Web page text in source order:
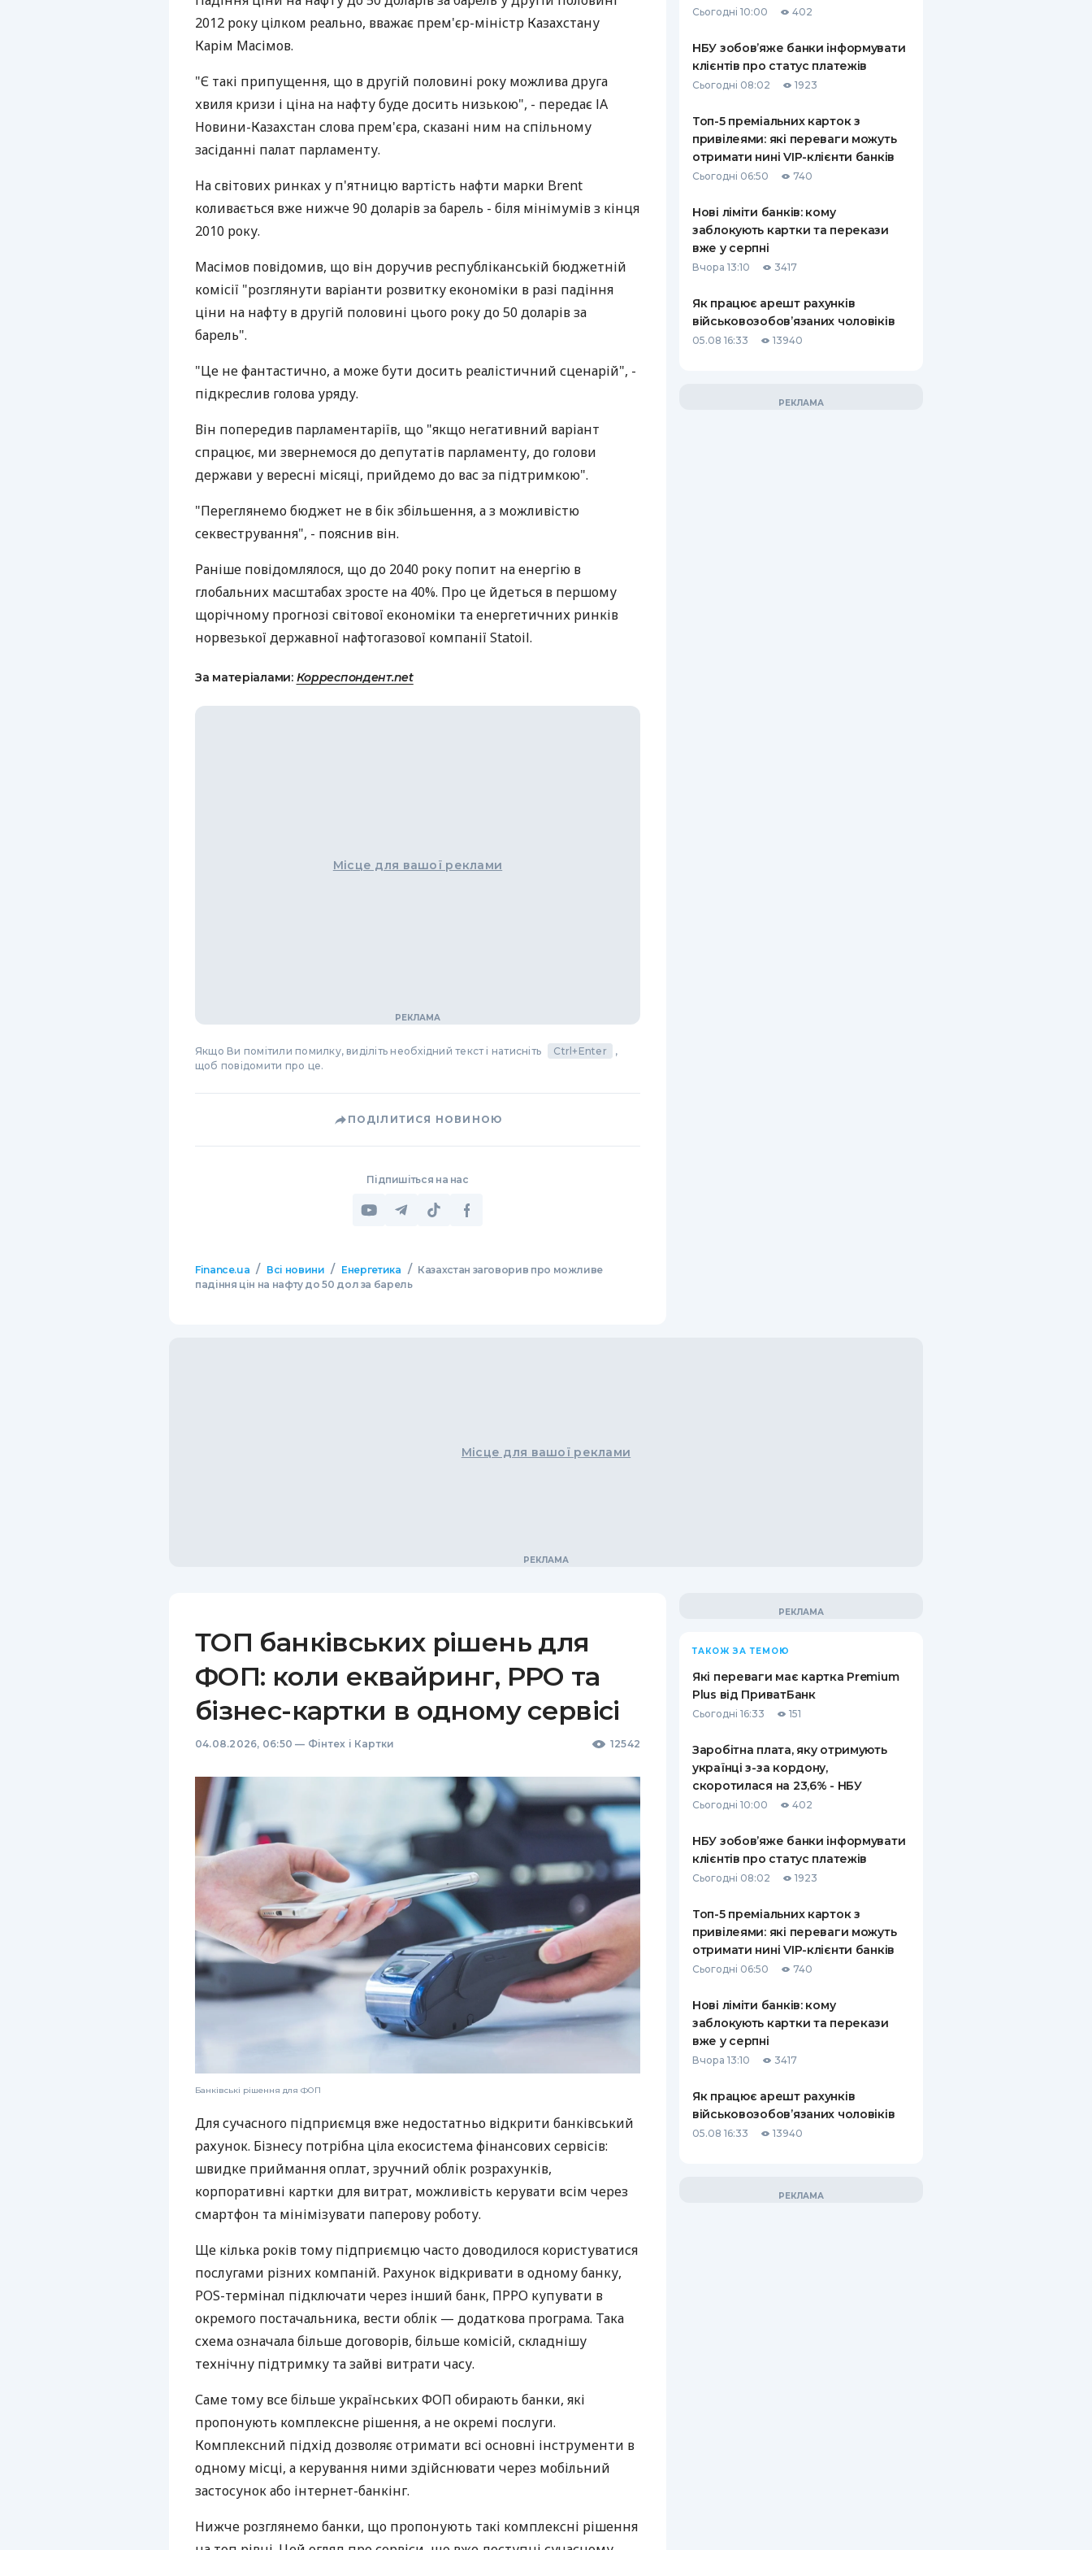
РЕЙТИНГ ДЕБЕТОВИХ
КЕШБЕКУ
ПУТІВНИКИ ПО
БАНКІВСЬКИХ КАРТКАХ
СТРАХУВАННЮ
ВСІ СТРАХОВІ ПОЛІСИ
ВІДГУКИ ПРО СТРАХОВІ
КОМПАНІЇ
КОНТАКТИ
2012 року цілком реально, вважає прем'єр-міністр Казахстану
Карім Масімов.
"Є такі припущення, що в другій половині року можлива друга
хвиля кризи і ціна на нафту буде досить низькою", - передає ІА
Новини-Казахстан слова прем'єра, сказані ним на спільному
засіданні палат парламенту.
На світових ринках у п'ятницю вартість нафти марки Brent
коливається вже нижче 90 доларів за барель - біля мінімумів з кінця
2010 року.
Масімов повідомив, що він доручив республіканській бюджетній
комісії "розглянути варіанти розвитку економіки в разі падіння
ціни на нафту в другій половині цього року до 50 доларів за
барель".
"Це не фантастично, а може бути досить реалістичний сценарій", -
підкреслив голова уряду.
Він попередив парламентаріїв, що "якщо негативний варіант
спрацює, ми звернемося до депутатів парламенту, до голови
держави у вересні місяці, прийдемо до вас за підтримкою".
"Переглянемо бюджет не в бік збільшення, а з можливістю
секвестрування", - пояснив він.
Раніше повідомлялося, що до 2040 року попит на енергію в
глобальних масштабах зросте на 40%. Про це йдеться в першому
щорічному прогнозі світової економіки та енергетичних ринків
норвезької державної нафтогазової компанії Statoil.
За матеріалами: Корреспондент.net
Місце для вашої реклами
Якщо Ви помітили помилку, виділіть необхідний текст і натисніть Ctrl+Enter
,
щоб повідомити про це.
ПОДІЛИТИСЯ НОВИНОЮ
Підпишіться на нас
Finance.ua / Всі новини / Енергетика / Казахстан заговорив про можливе
падіння цін на нафту до 50 дол за барель
Сьогодні 10:00 402
НБУ зобов’яже банки інформувати
клієнтів про статус платежів
Сьогодні 08:02 1923
Топ-5 преміальних карток з
привілеями: які переваги можуть
отримати нині VIP-клієнти банків
Сьогодні 06:50 740
Нові ліміти банків: кому
заблокують картки та перекази
вже у серпні
Вчора 13:10 3417
Як працює арешт рахунків
військовозобов’язаних чоловіків
05.08 16:33 13940
Місце для вашої реклами
ТОП банківських рішень для
ФОП: коли еквайринг, РРО та
бізнес-картки в одному сервісі
04.08.2026, 06:50 — Фінтех і Картки 12542
Банківські рішення для ФОП
Для сучасного підприємця вже недостатньо відкрити банківський
рахунок. Бізнесу потрібна ціла екосистема фінансових сервісів:
швидке приймання оплат, зручний облік розрахунків,
корпоративні картки для витрат, можливість керувати всім через
смартфон та мінімізувати паперову роботу.
Ще кілька років тому підприємцю часто доводилося користуватися
послугами різних компаній. Рахунок відкривати в одному банку,
POS-термінал підключати через інший банк, ПРРО купувати в
окремого постачальника, вести облік — додаткова програма. Така
схема означала більше договорів, більше комісій, складнішу
технічну підтримку та зайві витрати часу.
Саме тому все більше українських ФОП обирають банки, які
пропонують комплексне рішення, а не окремі послуги.
Комплексний підхід дозволяє отримати всі основні інструменти в
одному місці, а керування ними здійснювати через мобільний
застосунок або інтернет-банкінг.
Нижче розглянемо банки, що пропонують такі комплексні рішення
ТАКОЖ ЗА ТЕМОЮ
Які переваги має картка Premium
Plus від ПриватБанк
Сьогодні 16:33 151
Заробітна плата, яку отримують
українці з-за кордону,
скоротилася на 23,6% - НБУ
Сьогодні 10:00 402
НБУ зобов’яже банки інформувати
клієнтів про статус платежів
Сьогодні 08:02 1923
Топ-5 преміальних карток з
привілеями: які переваги можуть
отримати нині VIP-клієнти банків
Сьогодні 06:50 740
Нові ліміти банків: кому
заблокують картки та перекази
вже у серпні
Вчора 13:10 3417
Як працює арешт рахунків
військовозобов’язаних чоловіків
05.08 16:33 13940